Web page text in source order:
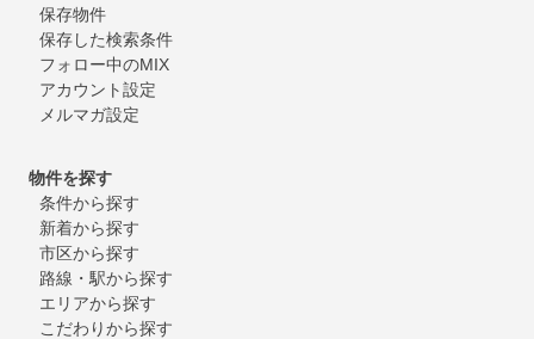
保存物件
保存した検索条件
フォロー中のMIX
アカウント設定
メルマガ設定
物件を探す
条件から探す
新着から探す
市区から探す
路線・駅から探す
エリアから探す
こだわりから探す